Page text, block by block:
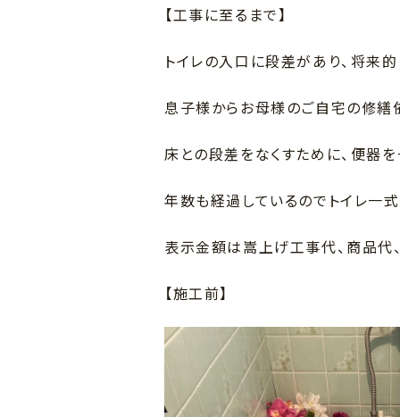
【工事に至るまで】
トイレの入口に段差があり、将来
息子様からお母様のご自宅の修繕
床との段差をなくすために、便器
年数も経過しているのでトイレ一
表示金額は嵩上げ工事代、商品代
【施工前】